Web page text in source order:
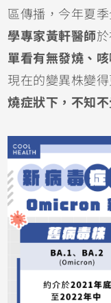
區傳播，今年夏
學專家黃軒醫師
單看有無發燒、
現在的變異株變
燒症狀下，不知不